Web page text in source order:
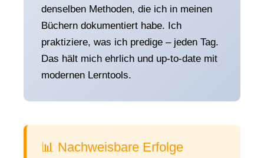
denselben Methoden, die ich in meinen
Büchern dokumentiert habe. Ich
praktiziere, was ich predige – jeden Tag.
Das hält mich ehrlich und up-to-date mit
modernen Lerntools.
📊 Nachweisbare Erfolge